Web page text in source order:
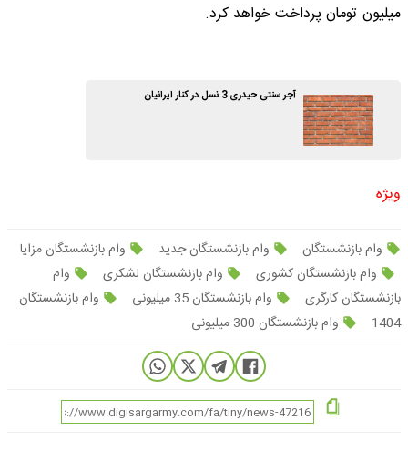
میلیون تومان پرداخت خواهد کرد.
آجر سنتی حیدری 3 نسل در کنار ایرانیان
ویژه
وام بازنشستگان وام بازنشستگان جدید
وام بازنشستگان مزایا
وام بازنشستگان کشوری
وام بازنشستگان لشکری
وام
بازنشستگان کارگری
وام بازنشستگان 35 میلیونی
وام بازنشستگان
1404
وام بازنشستگان 300 میلیونی